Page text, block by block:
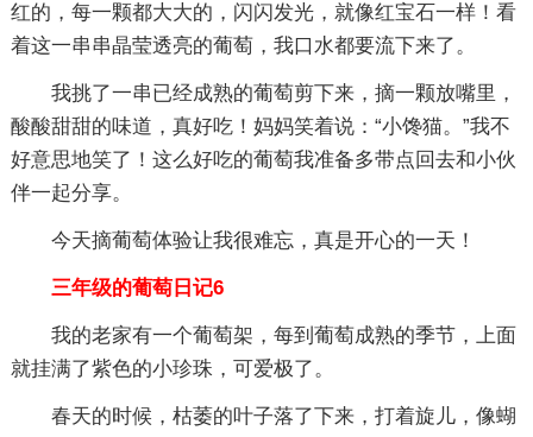
红的，每一颗都大大的，闪闪发光，就像红宝石一样！看
着这一串串晶莹透亮的葡萄，我口水都要流下来了。
我挑了一串已经成熟的葡萄剪下来，摘一颗放嘴里，
酸酸甜甜的味道，真好吃！妈妈笑着说：“小馋猫。”我不
好意思地笑了！这么好吃的葡萄我准备多带点回去和小伙
伴一起分享。
今天摘葡萄体验让我很难忘，真是开心的一天！
三年级的葡萄日记6
我的老家有一个葡萄架，每到葡萄成熟的季节，上面
就挂满了紫色的小珍珠，可爱极了。
春天的时候，枯萎的叶子落了下来，打着旋儿，像蝴